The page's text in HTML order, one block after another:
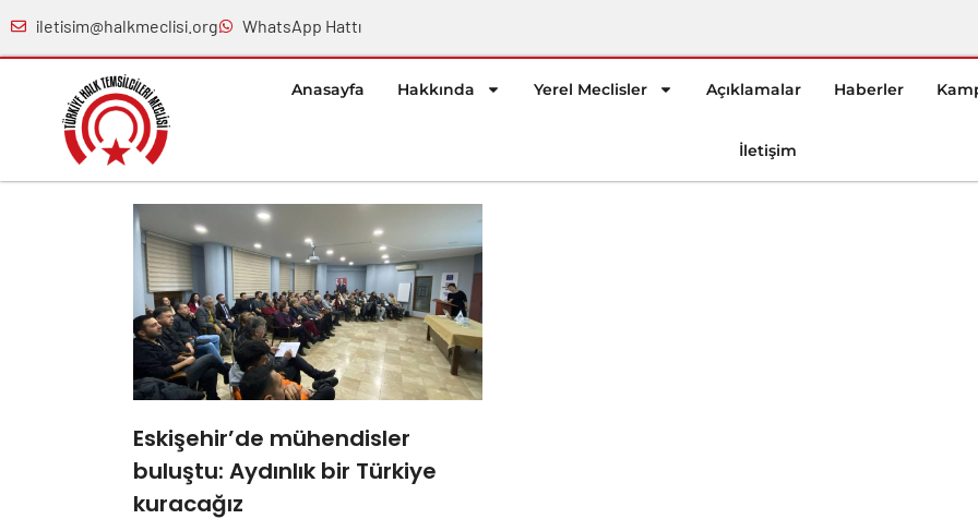
iletisim@halkmeclisi.org WhatsApp Hattı
Anasayfa Hakkında Yerel Meclisler Açıklamalar Haberler
İletişim
Eskişehir’de mühendisler
buluştu: Aydınlık bir Türkiye
kuracağız